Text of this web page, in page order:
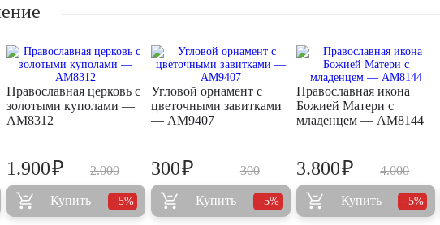
Православная церковь с
золотыми куполами —
AM8312
2.000
1.900₽
Купить 5%
Угловой орнамент с
цветочными завитками
— AM9407
300
300₽
Купить 5%
Православная икона
Божией Матери с
младенцем — AM8144
4.000
3.800₽
Купить 5%